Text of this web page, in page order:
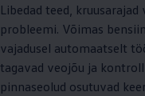
Libedad teed,
probleemi. Võimas
vajadusel automaatselt
tagavad veojõu ja
pinnaseolud osutuvad